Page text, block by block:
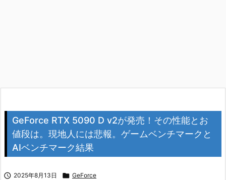
GeForce RTX 5090 D v2が発売！その性能とお
値段は。現地人には悲報。ゲームベンチマークと
AIベンチマーク結果
 2025年8月13日  GeForce